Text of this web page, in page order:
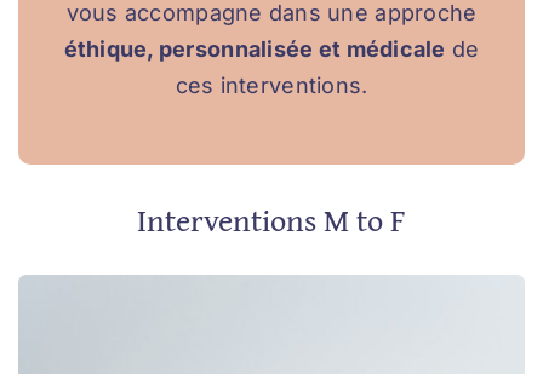
vous accompagne dans une approche
éthique, personnalisée et médicale de
ces interventions.
Interventions M to F